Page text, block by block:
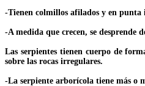
-Tienen colmillos afilados y en punta
-A medida que crecen, se desprende
Las serpientes tienen cuerpo de
sobre las rocas irregulares.
-La serpiente arborícola tiene más o